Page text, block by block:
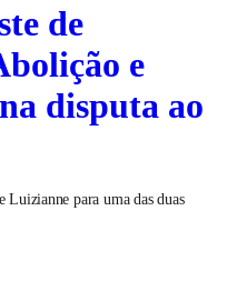
de
e
disputa ao
Luizianne para uma das duas